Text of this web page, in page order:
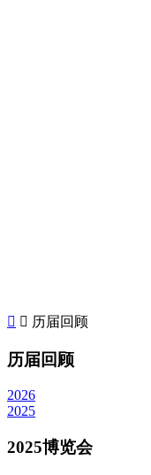
  历届回顾
历届回顾
2026
2025
2025博览会